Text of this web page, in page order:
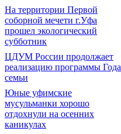
На территории Первой
соборной мечети г.Уфа
прошел экологический
субботник
ЦДУМ России продолжает
реализацию программы Года
семьи
Юные уфимские
мусульманки хорошо
отдохнули на осенних
каникулах